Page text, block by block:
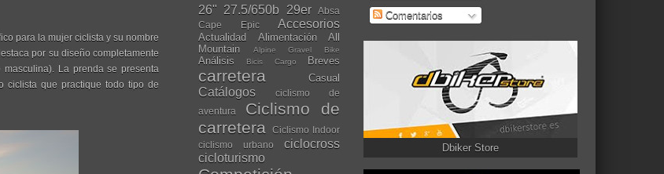
para la mujer ciclista y su nombre
por su diseño completamente
La prenda se presenta
ciclista que practique todo tipo de
Comentarios
Dbiker Store
26" 27.5/650b 29er
Absa
Cape Epic
Accesorios
Actualidad Alimentación
All
Mountain
Alpine Gravel Bike
Análisis Bicis Cargo Breves
carretera Casual
Catálogos
ciclismo de
aventura
Ciclismo de
carretera
Ciclismo Indoor
ciclismo urbano
ciclocross
cicloturismo